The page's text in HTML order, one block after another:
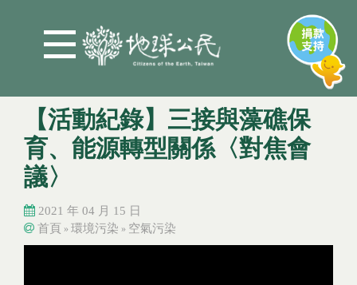
【活動紀錄】三接與藻礁保
育、能源轉型關係〈對焦會
議〉
2021 年 04 月 15 日
您在這裡
首頁 » 環境污染 » 空氣污染